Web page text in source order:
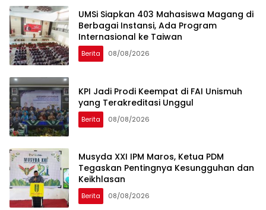
UMSi Siapkan 403 Mahasiswa Magang di
Berbagai Instansi, Ada Program
Internasional ke Taiwan
Berita 08/08/2026
KPI Jadi Prodi Keempat di FAI Unismuh
yang Terakreditasi Unggul
Berita 08/08/2026
Musyda XXI IPM Maros, Ketua PDM
Tegaskan Pentingnya Kesungguhan dan
Keikhlasan
Berita 08/08/2026